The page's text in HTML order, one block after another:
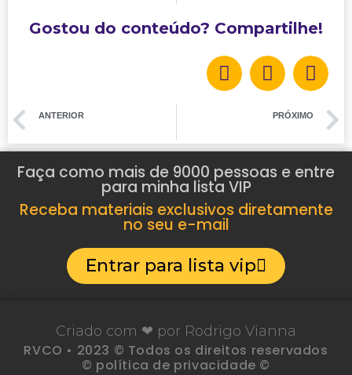
Gostou do conteúdo? Compartilhe!
ANTERIOR PRÓXIMO
Faça como mais de 9000 pessoas e entre
para minha lista VIP
Receba materiais exclusivos diretamente
no seu e-mail
Entrar para lista vip
Criado com ❤ por Rodrigo Vianna
RVCO • 2023 © Todos os direitos reservados
© política de privacidade ©